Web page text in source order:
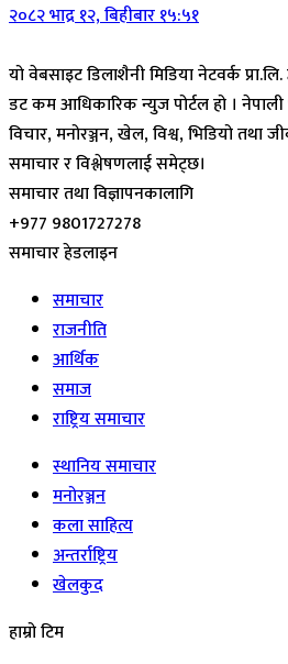
२०८२ भाद्र १२, बिहीबार १५:५१
यो वेबसाइट डिलाशैनी मिडिया नेटवर्क प्रा.लि.
डट कम आधिकारिक न्युज पोर्टल हो । नेपाली
विचार, मनोरञ्जन, खेल, विश्व, भिडियो तथा
समाचार र विश्लेषणलाई समेट्छ।
समाचार तथा विज्ञापनकालागि
+977 9801727278
समाचार हेडलाइन
समाचार
राजनीति
आर्थिक
समाज
राष्ट्रिय समाचार
स्थानिय समाचार
मनोरञ्जन
कला साहित्य
अन्तर्राष्ट्रिय
खेलकुद
हाम्रो टिम